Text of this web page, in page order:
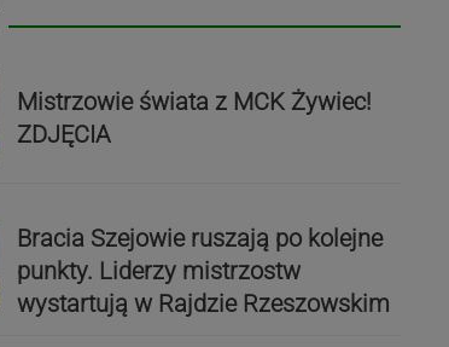
Mistrzowie świata z MCK Żywiec!
ZDJĘCIA
Bracia Szejowie ruszają po kolejne
punkty. Liderzy mistrzostw
wystartują w Rajdzie Rzeszowskim